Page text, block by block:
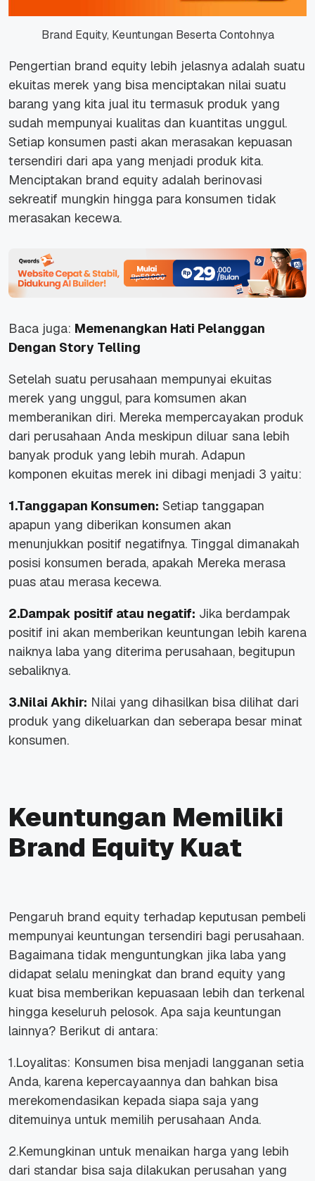
Brand Equity, Keuntungan Beserta Contohnya
Pengertian brand equity lebih jelasnya adalah suatu
ekuitas merek yang bisa menciptakan nilai suatu
barang yang kita jual itu termasuk produk yang
sudah mempunyai kualitas dan kuantitas unggul.
Setiap konsumen pasti akan merasakan kepuasan
tersendiri dari apa yang menjadi produk kita.
Menciptakan brand equity adalah berinovasi
sekreatif mungkin hingga para konsumen tidak
merasakan kecewa.
Baca juga: Memenangkan Hati Pelanggan
Dengan Story Telling
Setelah suatu perusahaan mempunyai ekuitas
merek yang unggul, para komsumen akan
memberanikan diri. Mereka mempercayakan produk
dari perusahaan Anda meskipun diluar sana lebih
banyak produk yang lebih murah. Adapun
komponen ekuitas merek ini dibagi menjadi 3 yaitu:
1.Tanggapan Konsumen: Setiap tanggapan
apapun yang diberikan konsumen akan
menunjukkan positif negatifnya. Tinggal dimanakah
posisi konsumen berada, apakah Mereka merasa
puas atau merasa kecewa.
2.Dampak positif atau negatif: Jika berdampak
positif ini akan memberikan keuntungan lebih karena
naiknya laba yang diterima perusahaan, begitupun
sebaliknya.
3.Nilai Akhir: Nilai yang dihasilkan bisa dilihat dari
produk yang dikeluarkan dan seberapa besar minat
konsumen.
Keuntungan Memiliki
Brand Equity Kuat
Pengaruh brand equity terhadap keputusan pembeli
mempunyai keuntungan tersendiri bagi perusahaan.
Bagaimana tidak menguntungkan jika laba yang
didapat selalu meningkat dan brand equity yang
kuat bisa memberikan kepuasaan lebih dan terkenal
hingga keseluruh pelosok. Apa saja keuntungan
lainnya? Berikut di antara:
1.Loyalitas: Konsumen bisa menjadi langganan setia
Anda, karena kepercayaannya dan bahkan bisa
merekomendasikan kepada siapa saja yang
ditemuinya untuk memilih perusahaan Anda.
2.Kemungkinan untuk menaikan harga yang lebih
dari standar bisa saja dilakukan perusahan yang